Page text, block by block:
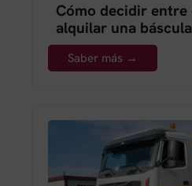
Cómo decidir
alquilar una
Saber más →